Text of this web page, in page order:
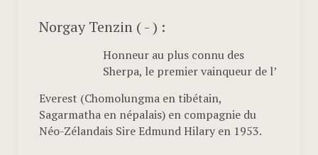
Norgay Tenzin ( - ) :
Honneur au plus connu des
Sherpa, le premier vainqueur de l’
Everest (Chomolungma en tibétain,
Sagarmatha en népalais) en compagnie du
Néo-Zélandais Sire Edmund Hilary en 1953.